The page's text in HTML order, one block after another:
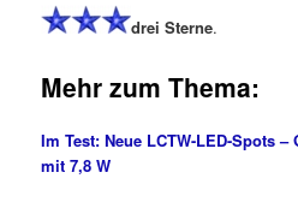
drei Sterne.
Mehr zum Thema:
Im Test: Neue LCTW-LED-Spots –
mit 7,8 W